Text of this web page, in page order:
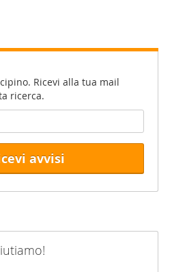
Ricevi alla tua mail
ricerca.
avvisi